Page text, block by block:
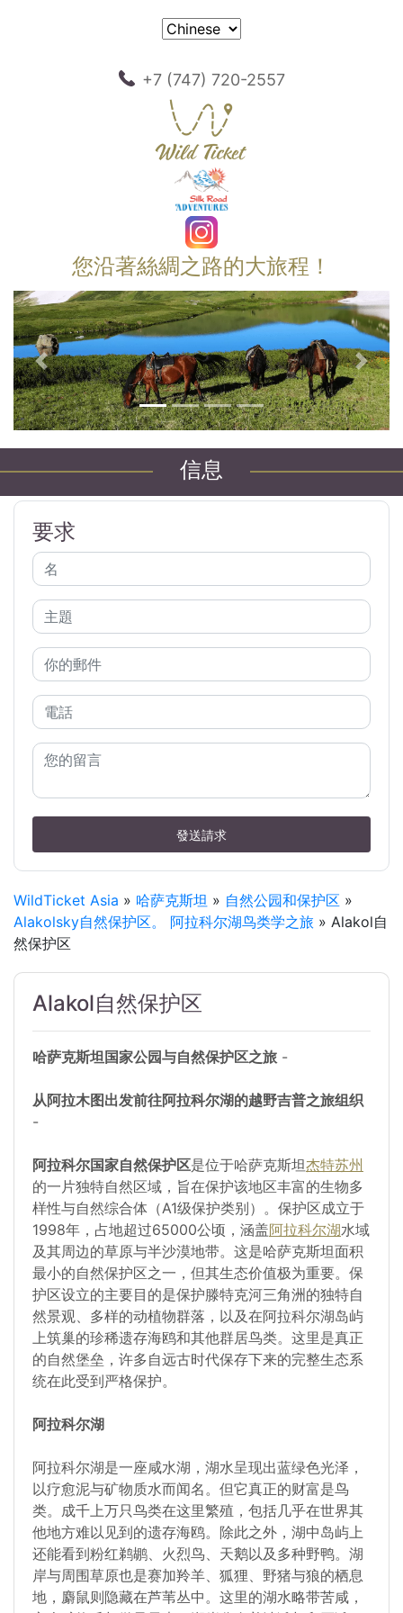
+7 (747) 720-2557
您沿著絲綢之路的大旅程！
以前的 下一個
信息
要求
發送請求
WildTicket Asia » 哈萨克斯坦 » 自然公园和保护区 »
Alakolsky自然保护区。 阿拉科尔湖鸟类学之旅 » Alakol自
然保护区
Alakol自然保护区
哈萨克斯坦国家公园与自然保护区之旅 -
从阿拉木图出发前往阿拉科尔湖的越野吉普之旅组织
-
阿拉科尔国家自然保护区是位于哈萨克斯坦杰特苏州
的一片独特自然区域，旨在保护该地区丰富的生物多
样性与自然综合体（A1级保护类别）。保护区成立于
1998年，占地超过65000公顷，涵盖阿拉科尔湖水域
及其周边的草原与半沙漠地带。这是哈萨克斯坦面积
最小的自然保护区之一，但其生态价值极为重要。保
护区设立的主要目的是保护滕特克河三角洲的独特自
然景观、多样的动植物群落，以及在阿拉科尔湖岛屿
上筑巢的珍稀遗存海鸥和其他群居鸟类。这里是真正
的自然堡垒，许多自远古时代保存下来的完整生态系
统在此受到严格保护。
阿拉科尔湖
阿拉科尔湖是一座咸水湖，湖水呈现出蓝绿色光泽，
以疗愈泥与矿物质水而闻名。但它真正的财富是鸟
类。成千上万只鸟类在这里繁殖，包括几乎在世界其
他地方难以见到的遗存海鸥。除此之外，湖中岛屿上
还能看到粉红鹈鹕、火烈鸟、天鹅以及多种野鸭。湖
岸与周围草原也是赛加羚羊、狐狸、野猪与狼的栖息
地，麝鼠则隐藏在芦苇丛中。这里的湖水略带苦咸，